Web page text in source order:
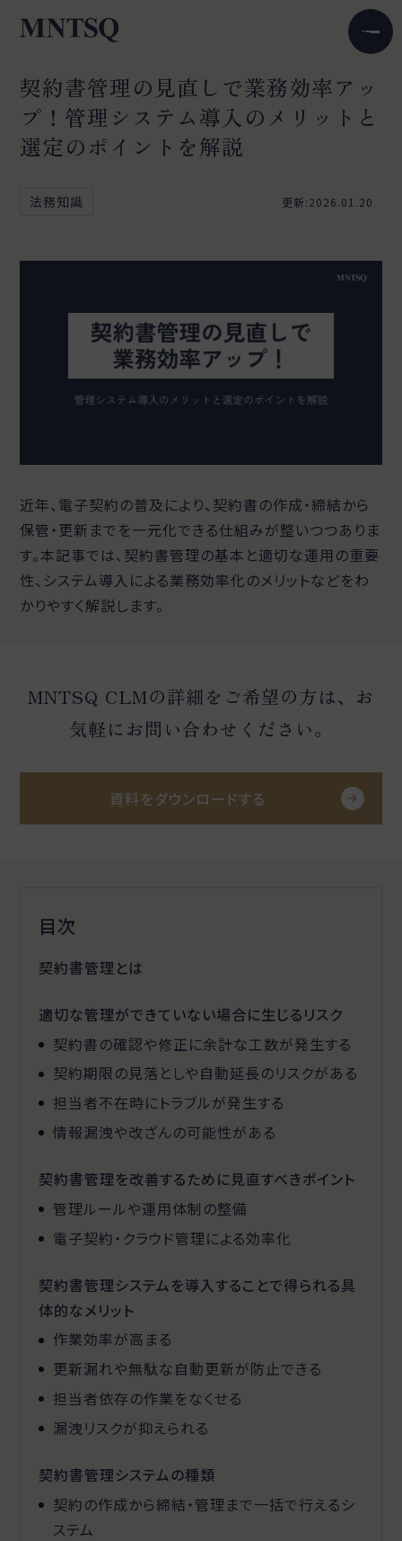
契約書管理の見直しで業務効率アッ
プ！管理システム導入のメリットと
選定のポイントを解説
法務知識 更新:2026.01.20
近年、電子契約の普及により、契約書の作成・締結から
保管・更新までを一元化できる仕組みが整いつつありま
す。本記事では、契約書管理の基本と適切な運用の重要
性、システム導入による業務効率化のメリットなどをわ
かりやすく解説します。
MNTSQ CLMの詳細をご希望の方は、お
気軽にお問い合わせください。
資料をダウンロードする
目次
契約書管理とは
適切な管理ができていない場合に生じるリスク
契約書の確認や修正に余計な工数が発生する
契約期限の見落としや自動延長のリスクがある
担当者不在時にトラブルが発生する
情報漏洩や改ざんの可能性がある
契約書管理を改善するために見直すべきポイント
管理ルールや運用体制の整備
電子契約・クラウド管理による効率化
契約書管理システムを導入することで得られる具
体的なメリット
作業効率が高まる
更新漏れや無駄な自動更新が防止できる
担当者依存の作業をなくせる
漏洩リスクが抑えられる
契約書管理システムの種類
契約の作成から締結・管理まで一括で行えるシ
ステム